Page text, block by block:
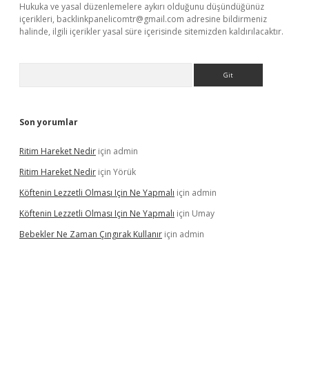
Hukuka ve yasal düzenlemelere aykırı olduğunu düşündüğünüz
içerikleri, backlinkpanelicomtr@gmail.com adresine bildirmeniz
halinde, ilgili içerikler yasal süre içerisinde sitemizden kaldırılacaktır.
Son yorumlar
Ritim Hareket Nedir için admin
Ritim Hareket Nedir için Yörük
Köftenin Lezzetli Olması Için Ne Yapmalı için admin
Köftenin Lezzetli Olması Için Ne Yapmalı için Umay
Bebekler Ne Zaman Çıngırak Kullanır için admin